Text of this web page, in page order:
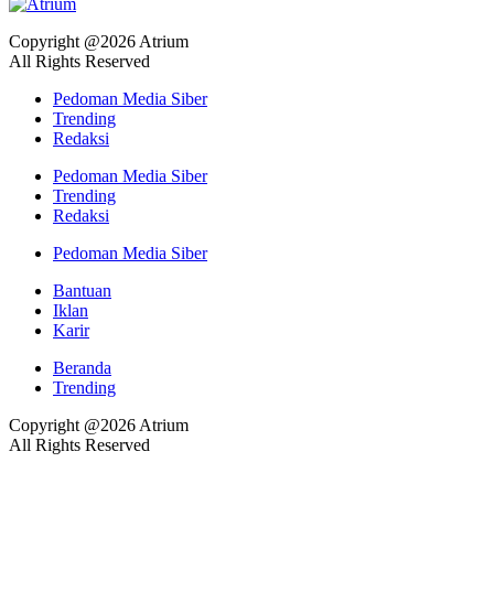
Copyright @2026 Atrium
All Rights Reserved
Pedoman Media Siber
Trending
Redaksi
Pedoman Media Siber
Trending
Redaksi
Pedoman Media Siber
Bantuan
Iklan
Karir
Beranda
Trending
Copyright @2026 Atrium
All Rights Reserved